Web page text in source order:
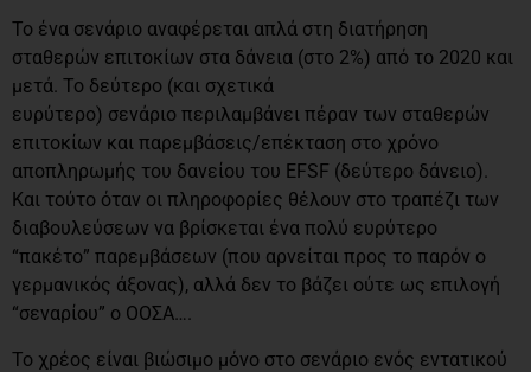
Το ένα σενάριο αναφέρεται απλά στη διατήρηση
σταθερών επιτοκίων στα δάνεια (στο 2%) από το 2020 και
μετά. Το δεύτερο (και σχετικά
ευρύτερο) σενάριο περιλαμβάνει πέραν των σταθερών
επιτοκίων και παρεμβάσεις/επέκταση στο χρόνο
αποπληρωμής του δανείου του EFSF (δεύτερο δάνειο).
Και τούτο όταν οι πληροφορίες θέλουν στο τραπέζι των
διαβουλεύσεων να βρίσκεται ένα πολύ ευρύτερο
“πακέτο” παρεμβάσεων (που αρνείται προς το παρόν ο
γερμανικός άξονας), αλλά δεν το βάζει ούτε ως επιλογή
“σεναρίου” ο ΟΟΣΑ….
Το χρέος είναι βιώσιμο μόνο στο σενάριο ενός εντατικού